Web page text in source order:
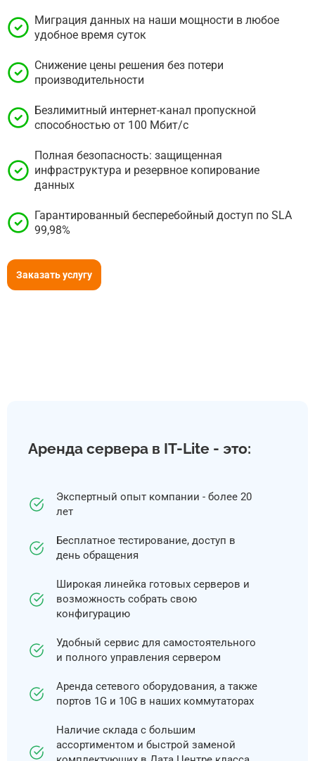
Миграция данных на наши мощности в любое
удобное время суток
Снижение цены решения без потери
производительности
Безлимитный интернет-канал пропускной
способностью от 100 Мбит/с
Полная безопасность: защищенная
инфраструктура и резервное копирование
данных
Гарантированный бесперебойный доступ по SLA
99,98%
Заказать услугу
Аренда сервера в IT-Lite - это:
Экспертный опыт компании - более 20
лет
Бесплатное тестирование, доступ в
день обращения
Широкая линейка готовых серверов и
возможность собрать свою
конфигурацию
Удобный сервис для самостоятельного
и полного управления сервером
Аренда сетевого оборудования, а также
портов 1G и 10G в наших коммутаторах
Наличие склада с большим
ассортиментом и быстрой заменой